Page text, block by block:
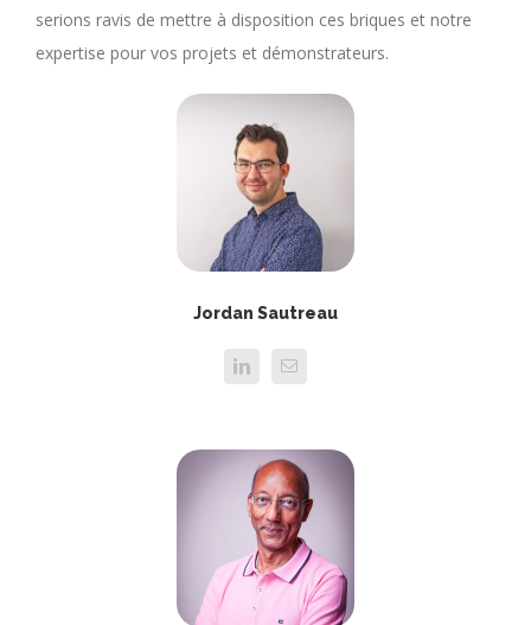
serions ravis de mettre à disposition ces briques et notre
expertise pour vos projets et démonstrateurs.
Jordan Sautreau